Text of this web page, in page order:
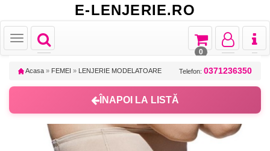
E-LENJERIE.RO
Toggle
navigation
Toggle
Toggle
navigation
Toggle
navigation
Toggle
navigation
0
Acasa » FEMEI » LENJERIE MODELATOARE Telefon: 0371236350
ÎNAPOI LA LISTĂ